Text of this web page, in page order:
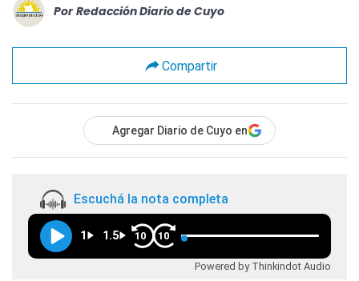
Por Redacción Diario de Cuyo
Compartir
Agregar Diario de Cuyo en
Escuchá la nota completa
1 1.5 10 10
Powered by Thinkindot Audio